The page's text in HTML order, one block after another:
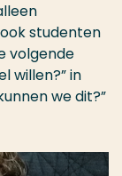
studenten
volgende
willen?” in
we dit?”